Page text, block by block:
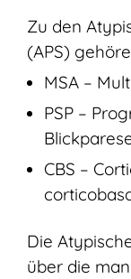
Zu den
(APS)
MSA –
PSP –
CBS –
Die
über die